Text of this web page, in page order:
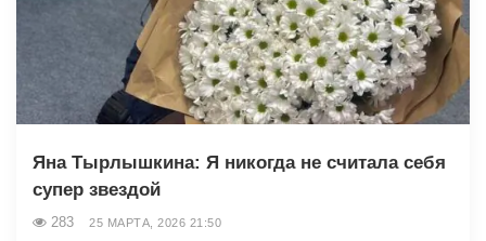
Яна Тырлышкина: Я никогда не считала себя
супер звездой
283 25 МАРТА, 2026 21:50